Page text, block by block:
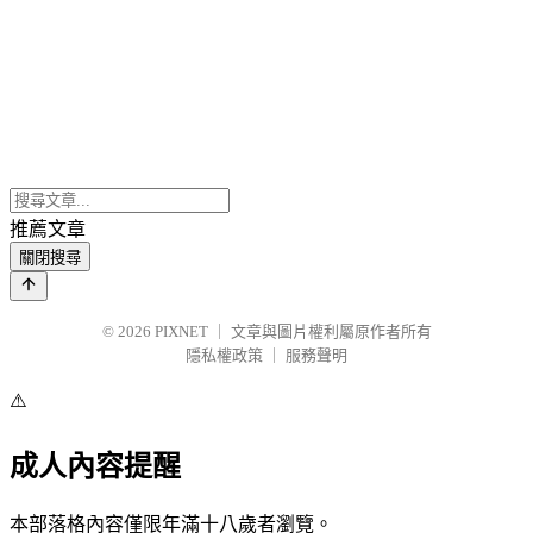
推薦文章
關閉搜尋
© 2026 PIXNET
文章與圖片權利屬原作者所有
隱私權政策
服務聲明
⚠️
成人內容提醒
本部落格內容僅限年滿十八歲者瀏覽。